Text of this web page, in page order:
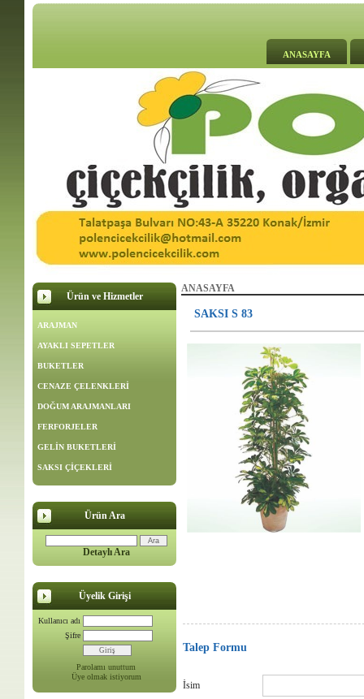
ANASAYFA
Ürün ve Hizmetler
ARAJMAN
AYAKLI SEPETLER
BUKETLER
CENAZE ÇELENKLERİ
DOĞUM ARAJMANLARI
FERFORJELER
GELİN BUKETLERİ
SAKSI ÇİÇEKLERİ
Ürün Ara
Detaylı Ara
Üyelik Girişi
Kullanıcı adı
Şifre
Parolamı unuttum
Üye olmak istiyorum
ANASAYFA
SAKSI S 83
Talep Formu
İsim